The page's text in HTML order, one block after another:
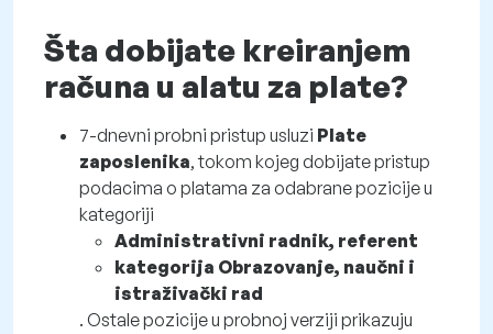
Šta dobijate kreiranjem
računa u alatu za plate?
7-dnevni probni pristup usluzi Plate
zaposlenika, tokom kojeg dobijate pristup
podacima o platama za odabrane pozicije u
kategoriji
Administrativni radnik, referent
kategorija Obrazovanje, naučni i
istraživački rad
. Ostale pozicije u probnoj verziji prikazuju